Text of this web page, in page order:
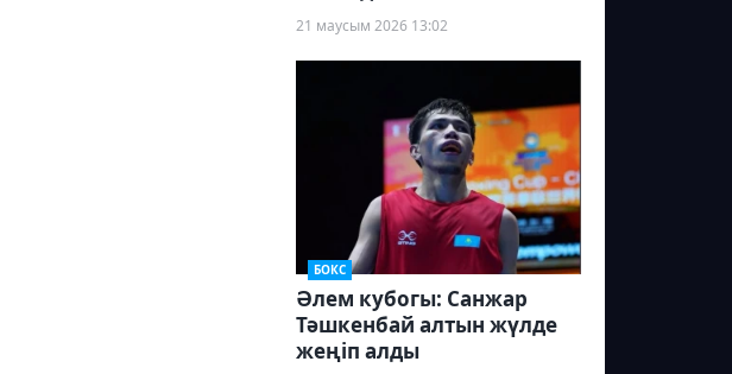
21 маусым 2026 13:02
БОКС
Әлем кубогы: Санжар
Тәшкенбай алтын жүлде
жеңіп алды